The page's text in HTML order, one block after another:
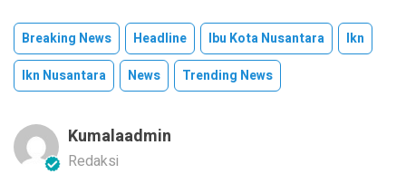
Breaking News Headline Ibu Kota Nusantara
Ikn
Ikn Nusantara
News Trending News
Kumalaadmin
Redaksi